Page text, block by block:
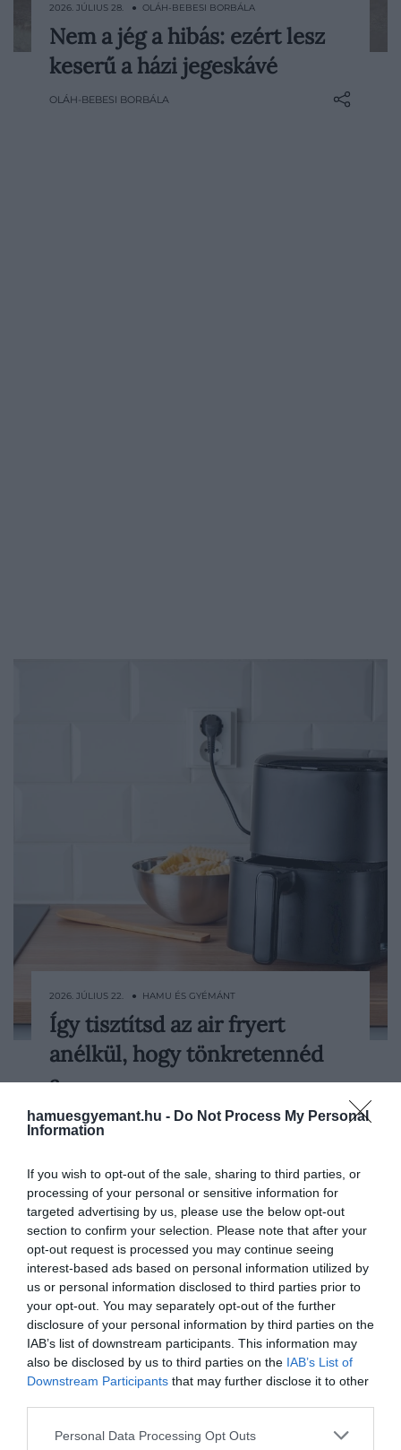
hamuesgyemant.hu - Do Not Process My Personal
Information
If you wish to opt-out of the sale, sharing to third parties, or
processing of your personal or sensitive information for
targeted advertising by us, please use the below opt-out
section to confirm your selection. Please note that after your
opt-out request is processed you may continue seeing
interest-based ads based on personal information utilized by
us or personal information disclosed to third parties prior to
your opt-out. You may separately opt-out of the further
disclosure of your personal information by third parties on the
IAB’s list of downstream participants. This information may
also be disclosed by us to third parties on the IAB’s List of
Downstream Participants that may further disclose it to other
Please note that this website/app uses one or more Google
Personal Data Processing Opt Outs
A házi jegeskávéval könnyű elbízni
magunkat: lefőzzük a szokásos adagot,
ráöntjük néhány jégkockára, és már
2026. JÚLIUS 28. ● OLÁH-BEBESI BORBÁLA
Nem a jég a hibás: ezért lesz
keserű a házi jegeskávé
OLÁH-BEBESI BORBÁLA
Az air fryer igazi főnyeremény a
konyhában: néhány perc alatt ropogósra
süt szinte bármit, kevés olajjal és
éppen ezért szinte naponta használják, a
2026. JÚLIUS 22. ● HAMU ÉS GYÉMÁNT
Így tisztítsd az air fryert
anélkül, hogy tönkretennéd
a…
HAMU ÉS GYÉMÁNT